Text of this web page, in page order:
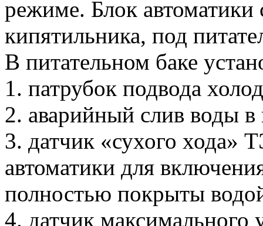
режиме. Блок автоматики
кипятильника, под
В питательном баке
1. патрубок подвода
2. аварийный слив воды в
3. датчик «сухого хода»
автоматики для
полностью покрыты
4. датчик максимального